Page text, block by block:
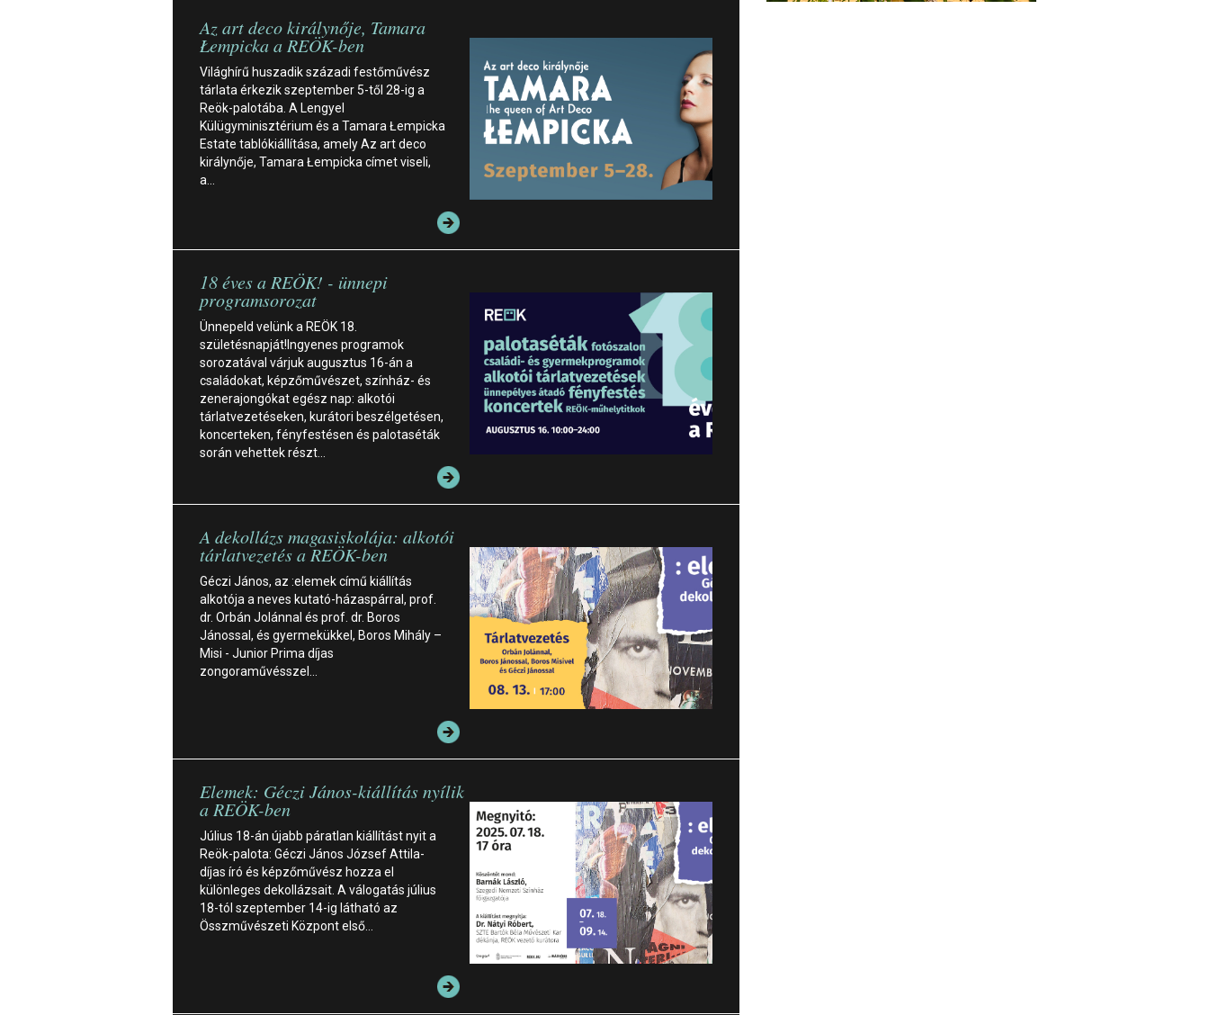
Az art deco királynője, Tamara
Łempicka a REÖK-ben
Világhírű huszadik századi festőművész
tárlata érkezik szeptember 5-től 28-ig a
Reök-palotába. A Lengyel
Külügyminisztérium és a Tamara Łempicka
Estate tablókiállítása, amely Az art deco
királynője, Tamara Łempicka címet viseli,
a…
18 éves a REÖK! - ünnepi
programsorozat
Ünnepeld velünk a REÖK 18.
születésnapját!Ingyenes programok
sorozatával várjuk augusztus 16-án a
családokat, képzőművészet, színház- és
zenerajongókat egész nap: alkotói
tárlatvezetéseken, kurátori beszélgetésen,
koncerteken, fényfestésen és palotaséták
során vehettek részt…
A dekollázs magasiskolája: alkotói
tárlatvezetés a REÖK-ben
Géczi János, az :elemek című kiállítás
alkotója a neves kutató-házaspárral, prof.
dr. Orbán Jolánnal és prof. dr. Boros
Jánossal, és gyermekükkel, Boros Mihály –
Misi - Junior Prima díjas
zongoraművésszel…
Elemek: Géczi János-kiállítás nyílik
a REÖK-ben
Július 18-án újabb páratlan kiállítást nyit a
Reök-palota: Géczi János József Attila-
díjas író és képzőművész hozza el
különleges dekollázsait. A válogatás július
18-tól szeptember 14-ig látható az
Összművészeti Központ első…